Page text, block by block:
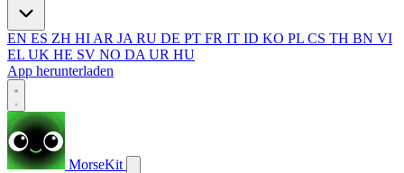
EN ES ZH HI AR JA RU DE PT FR IT ID KO PL CS TH BN VI
EL UK HE SV NO DA UR HU
App herunterladen
MorseKit